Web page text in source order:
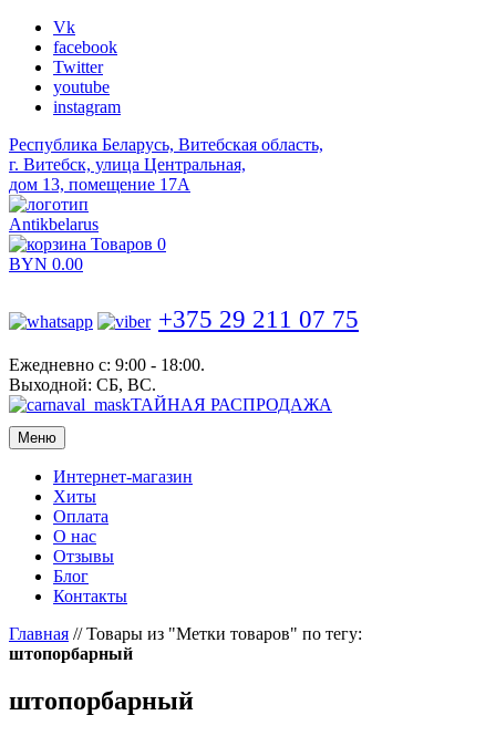
Vk
facebook
Twitter
youtube
instagram
Республика Беларусь, Витебская область,
г. Витебск, улица Центральная,
дом 13, помещение 17А
Antikbelarus
Товаров 0
BYN 0.00
+375 29 211 07 75
Ежедневно с: 9:00 - 18:00.
Выходной: СБ, ВС.
ТАЙНАЯ РАСПРОДАЖА
Меню
Интернет-магазин
Хиты
Оплата
О нас
Отзывы
Блог
Контакты
Главная //Товары из "Метки товаров" по тегу:
штопорбарный
штопорбарный